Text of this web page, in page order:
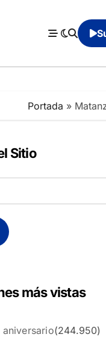
Portada »
Sitio
más vistas
(244.950)